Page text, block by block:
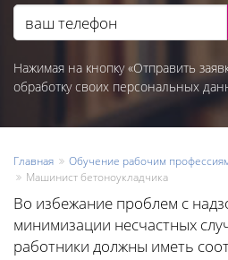
Нажимая на кнопку «Отправить
обработку своих персональных
Главная
Обучение рабочим
Машинист бетоноукладчика
Во избежание проблем с
минимизации несчастных
работники должны иметь